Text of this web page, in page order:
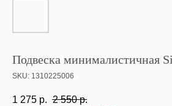
Подвеска минималистичная
SKU: 1310225006
1 275 р. 2 550 р.